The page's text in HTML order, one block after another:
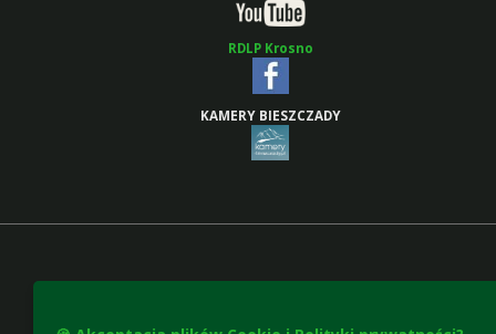
RDLP Krosno
KAMERY BIESZCZADY